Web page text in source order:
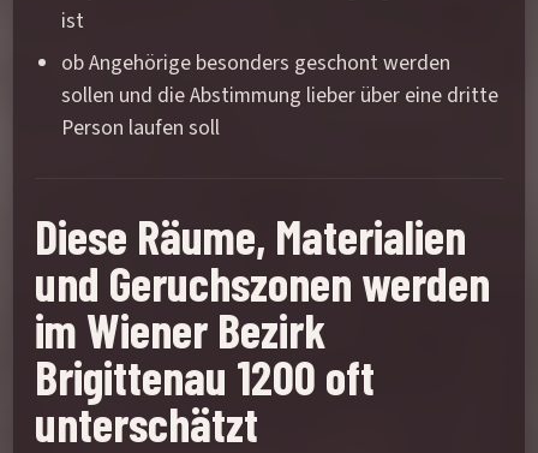
ist
ob Angehörige besonders geschont werden
sollen und die Abstimmung lieber über eine dritte
Person laufen soll
Diese Räume, Materialien
und Geruchszonen werden
im Wiener Bezirk
Brigittenau 1200 oft
unterschätzt